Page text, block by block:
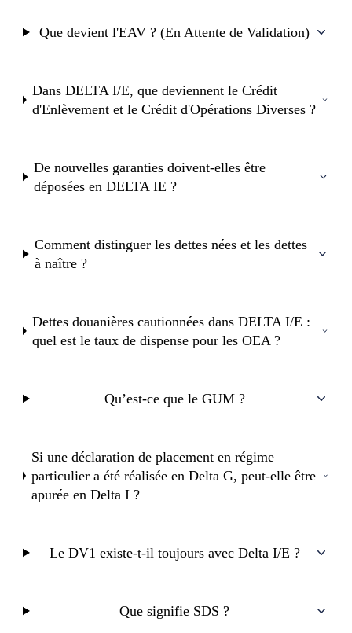
Que devient l'EAV ? (En Attente de Validation)
Dans DELTA I/E, que deviennent le Crédit
d'Enlèvement et le Crédit d'Opérations Diverses ?
De nouvelles garanties doivent-elles être
déposées en DELTA IE ?
Comment distinguer les dettes nées et les dettes
à naître ?
Dettes douanières cautionnées dans DELTA I/E :
quel est le taux de dispense pour les OEA ?
Qu’est-ce que le GUM ?
Si une déclaration de placement en régime
particulier a été réalisée en Delta G, peut-elle être
apurée en Delta I ?
Le DV1 existe-t-il toujours avec Delta I/E ?
Que signifie SDS ?